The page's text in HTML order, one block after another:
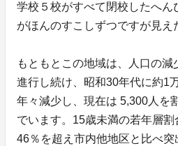
学校５校がすべて閉校したへん
がほんのすこしずつですが見え
もともとこの地域は、人口の減
進行し続け、昭和30年代に約1
年々減少し、現在は 5,300人を
でいます。15歳未満の若年層
46％を超え市内他地区と比べ突